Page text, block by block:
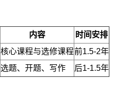
内容
时间安排
核心课程与选修课程前1.5-2年
选题、开题、写作 后1-1.5年